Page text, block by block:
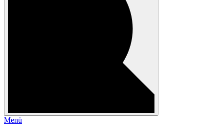
Menü